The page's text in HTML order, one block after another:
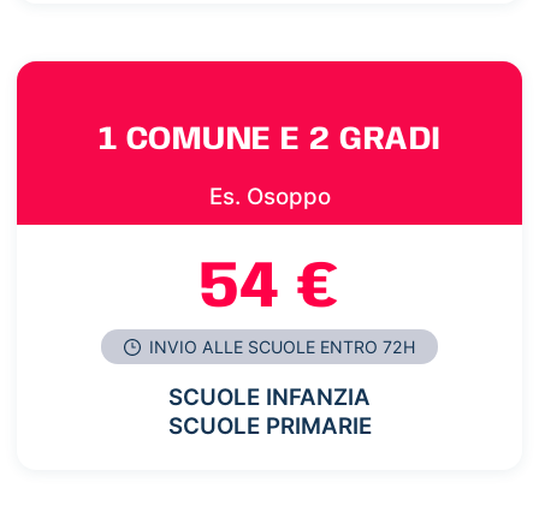
1 COMUNE E 2 GRADI
Es. Osoppo
54 €
INVIO ALLE SCUOLE ENTRO 72H
SCUOLE INFANZIA
SCUOLE PRIMARIE